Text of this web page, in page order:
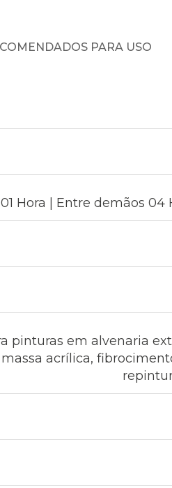
PARA USO
Hora | Entre demãos 04
pinturas em alvenaria
acrílica,